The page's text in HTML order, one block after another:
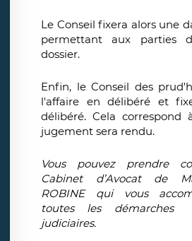
Le Conseil fixera alors une
permettant aux parties
dossier.
Enfin, le Conseil des
l'affaire en délibéré et
délibéré. Cela
jugement sera rendu.
Vous pouvez prendre
Cabinet d’Avocat de
ROBINE qui vous
toutes les
judiciaires.